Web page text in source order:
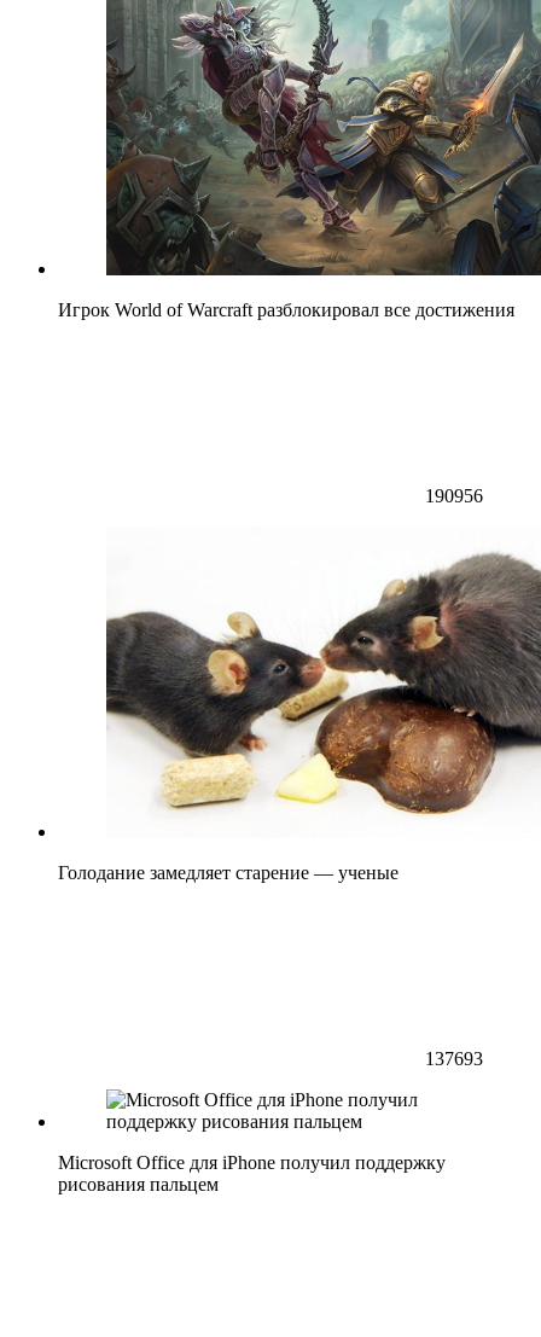
Игрок World of Warcraft разблокировал все достижения
190956
Голодание замедляет старение — ученые
137693
Microsoft Office для iPhone получил поддержку
рисования пальцем